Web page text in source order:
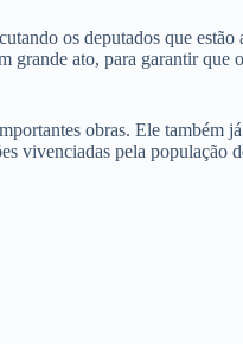
os deputados que
grande ato, para garantir
obras. Ele também
vivenciadas pela população